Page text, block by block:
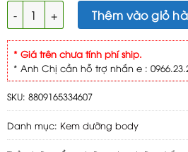
RMon Kem dưỡng trắng toàn thân
Thêm vào giỏ
* Giá trên chưa tính phí ship.
* Anh Chị cần hỗ trợ nhắn e :
SKU: 8809165334607
Danh mục: Kem dưỡng body